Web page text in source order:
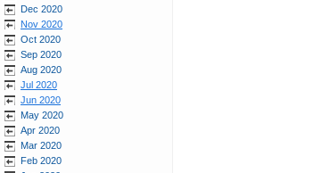
Dec 2020
Nov 2020
Oct 2020
Sep 2020
Aug 2020
Jul 2020
Jun 2020
May 2020
Apr 2020
Mar 2020
Feb 2020